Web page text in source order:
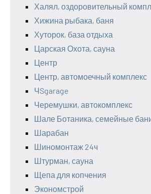
Халял, оздоровительный
Хижина рыбака, баня
Хуторок, база отдыха
Царская Охота, сауна
Центр
Центр, автомоечный комплекс
ЧSgarage
Черемушки, автокомплекс
Шале Ботаника, семейные
Шарабан
Шиномонтаж 24ч
Штурман, сауна
Щепа для копчения
Экономстрой